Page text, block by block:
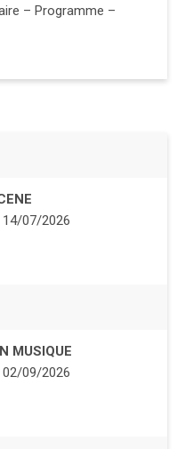
– Programme –
14/07/2026
MUSIQUE
02/09/2026